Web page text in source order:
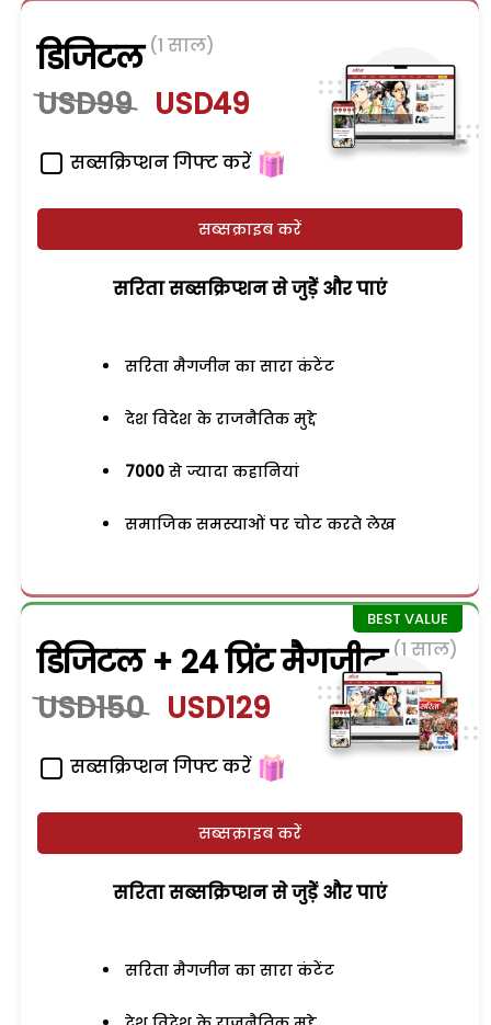
डिजिटल (1 साल)
USD99 USD49
सब्सक्रिप्शन गिफ्ट करें
सब्सक्राइब करें
सरिता सब्सक्रिप्शन से जुड़ेें और पाएं
सरिता मैगजीन का सारा कंटेंट
देश विदेश के राजनैतिक मुद्दे
7000 से ज्यादा कहानियां
समाजिक समस्याओं पर चोट करते लेख
डिजिटल + 24 प्रिंट मैगजीन (1 साल)
USD150 USD129
सब्सक्रिप्शन गिफ्ट करें
सब्सक्राइब करें
सरिता सब्सक्रिप्शन से जुड़ेें और पाएं
सरिता मैगजीन का सारा कंटेंट